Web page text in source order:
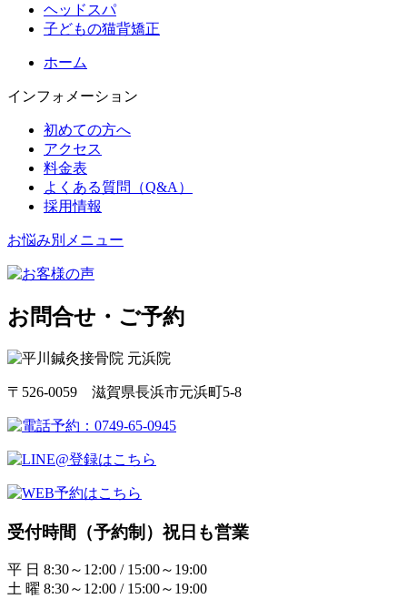
ヘッドスパ
子どもの猫背矯正
ホーム
インフォメーション
初めての方へ
アクセス
料金表
よくある質問（Q&A）
採用情報
お悩み別メニュー
お問合せ・ご予約
〒526-0059 滋賀県長浜市元浜町5-8
受付時間（予約制）祝日も営業
平 日 8:30～12:00 / 15:00～19:00
土 曜 8:30～12:00 / 15:00～19:00